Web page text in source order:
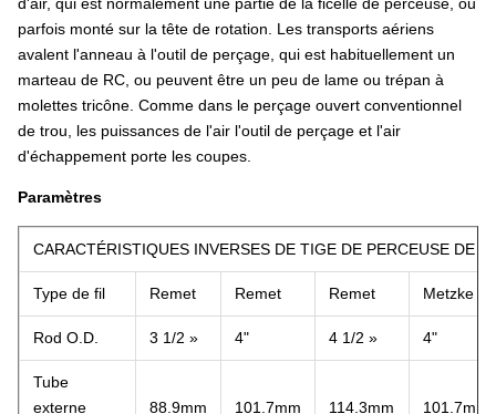
parfois monté sur la tête de rotation. Les transports aériens
avalent l'anneau à l'outil de perçage, qui est habituellement un
marteau de RC, ou peuvent être un peu de lame ou trépan à
molettes tricône. Comme dans le perçage ouvert conventionnel
de trou, les puissances de l'air l'outil de perçage et l'air
d'échappement porte les coupes.
Paramètres
CARACTÉRISTIQUES INVERSES DE TIGE DE PERCEUSE DE
Type de fil Remet Remet Remet Metzke
Rod O.D. 3 1/2 » 4" 4 1/2 » 4"
Tube
externe
88.9mm 101.7mm 114.3mm 101.7mm